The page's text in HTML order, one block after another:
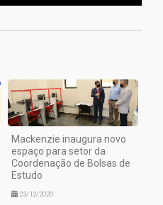
1
Mackenzie inaugura novo
espaço para setor da
Coordenação de Bolsas de
Estudo
23/12/2020